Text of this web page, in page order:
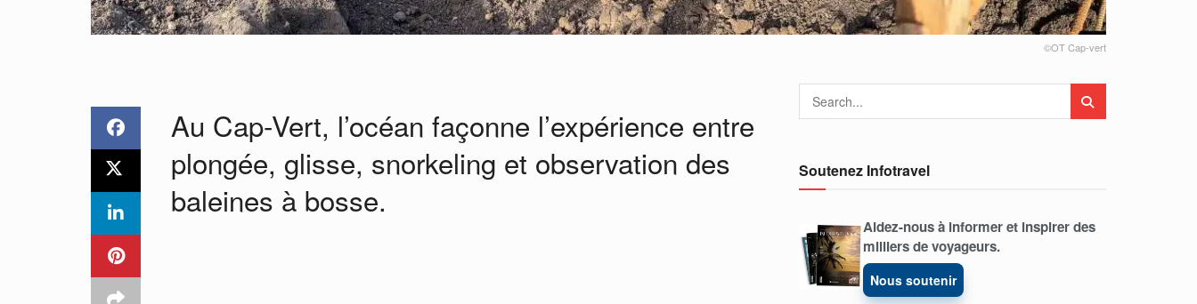
©OT Cap-vert
Au Cap-Vert, l’océan façonne l’expérience entre
plongée, glisse, snorkeling et observation des
baleines à bosse.
Soutenez Infotravel
Aidez-nous à informer et inspirer des
milliers de voyageurs.
Nous soutenir